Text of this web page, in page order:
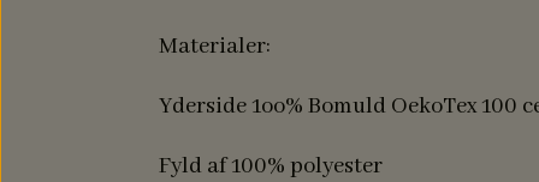
Materialer:
Yderside 1oo% Bomuld OekoTex 100
Fyld af 100% polyester